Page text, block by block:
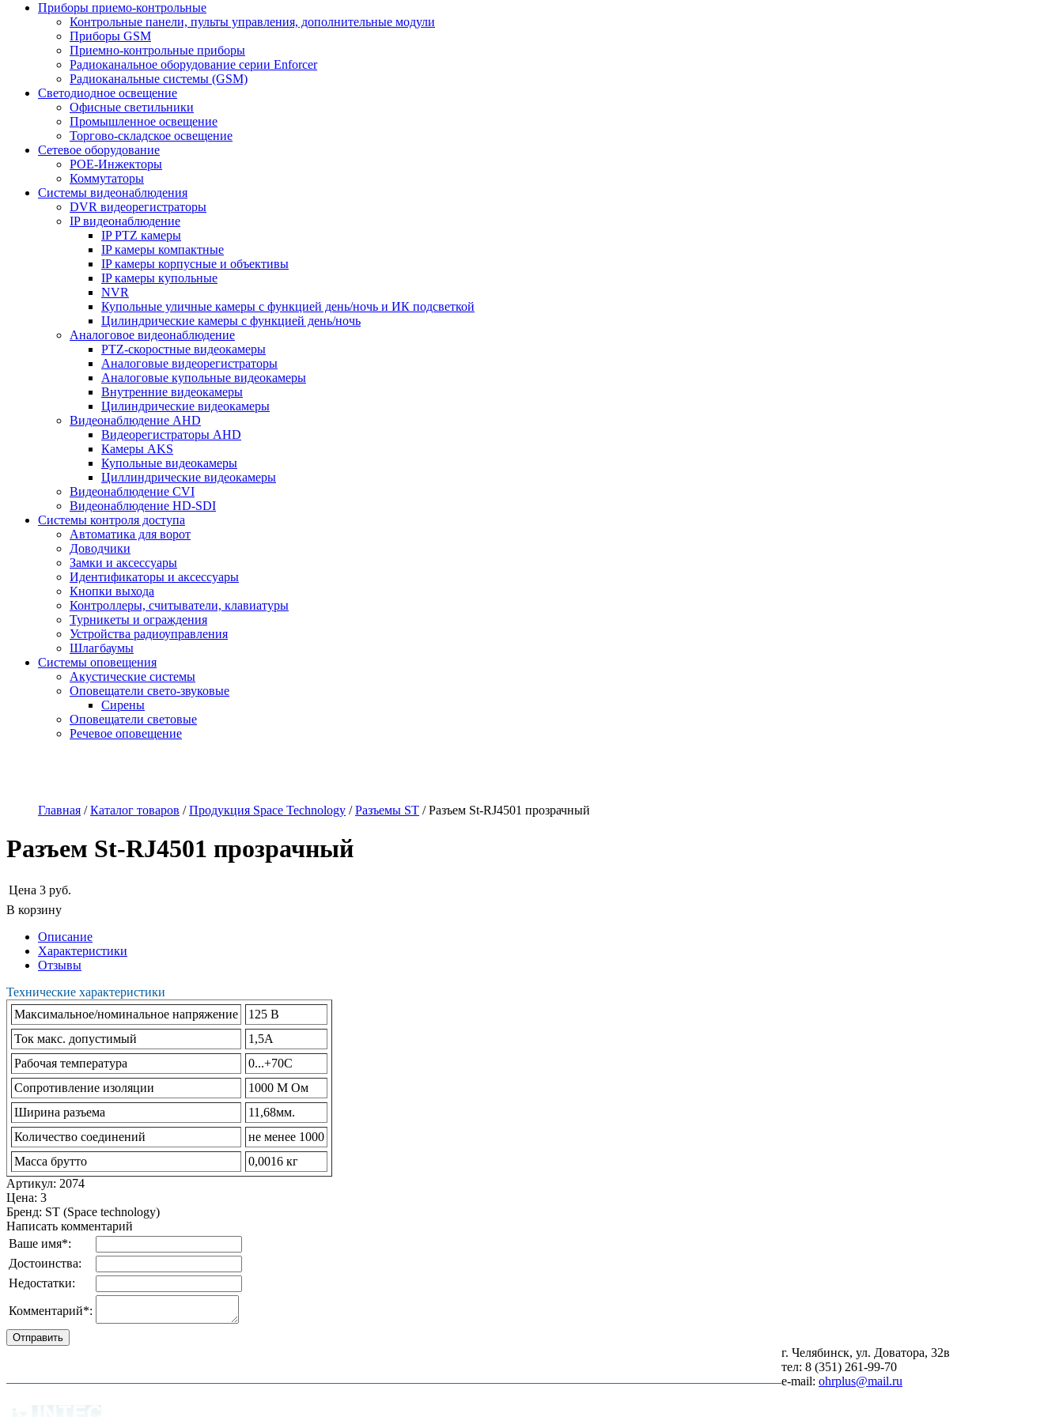
Приборы приемо-контрольные
Контрольные панели, пульты управления, дополнительные модули
Приборы GSM
Приемно-контрольные приборы
Радиоканальное оборудование серии Enforcer
Радиоканальные системы (GSM)
Светодиодное освещение
Офисные светильники
Промышленное освещение
Торгово-складское освещение
Сетевое оборудование
POE-Инжекторы
Коммутаторы
Системы видеонаблюдения
DVR видеорегистраторы
IP видеонаблюдение
IP PTZ камеры
IP камеры компактные
IP камеры корпусные и объективы
IP камеры купольные
NVR
Купольные уличные камеры с функцией день/ночь и ИК подсветкой
Цилиндрические камеры с функцией день/ночь
Аналоговое видеонаблюдение
PTZ-скоростные видеокамеры
Аналоговые видеорегистраторы
Аналоговые купольные видеокамеры
Внутренние видеокамеры
Цилиндрические видеокамеры
Видеонаблюдение AHD
Видеорегистраторы AHD
Камеры AKS
Купольные видеокамеры
Циллиндрические видеокамеры
Видеонаблюдение CVI
Видеонаблюдение HD-SDI
Системы контроля доступа
Автоматика для ворот
Доводчики
Замки и аксессуары
Идентификаторы и аксессуары
Кнопки выхода
Контроллеры, считыватели, клавиатуры
Турникеты и ограждения
Устройства радиоуправления
Шлагбаумы
Системы оповещения
Акустические системы
Оповещатели свето-звуковые
Сирены
Оповещатели световые
Речевое оповещение
Главная /Каталог товаров /Продукция Space Technology /Разъемы ST /Разъем St-RJ4501 прозрачный
Разъем St-RJ4501 прозрачный
Цена 3 руб.
В корзину
Описание
Характеристики
Отзывы
Технические характеристики
Максимальное/номинальное напряжение
125 В
Ток макс. допустимый
1,5А
Рабочая температура
0...+70С
Сопротивление изоляции
1000 М Ом
Ширина разъема
11,68мм.
Количество соединений
не менее 1000
Масса брутто
0,0016 кг
Артикул: 2074
Цена: 3
Бренд: ST (Space technology)
Написать комментарий
Ваше имя*:
Достоинства:
Недостатки:
Комментарий*:
г. Челябинск, ул. Доватора, 32в
тел: 8 (351) 261-99-70
e-mail: ohrplus@mail.ru